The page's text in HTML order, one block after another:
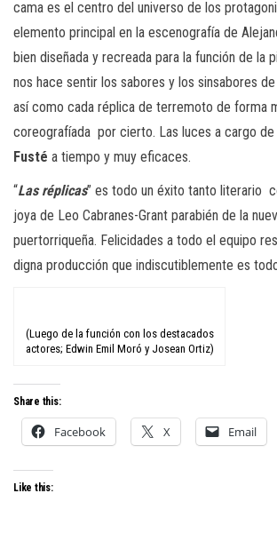
cama es el centro del universo de los
elemento principal en la escenografía de
bien diseñada y recreada para la función de la
nos hace sentir los sabores y los sinsabores
así como cada réplica de terremoto de forma
coreografíada por cierto. Las luces a cargo de
Fusté a tiempo y muy eficaces.
“Las réplicas” es todo un éxito tanto literario
joya de Leo Cabranes-Grant parabién de la
puertorriqueña. Felicidades a todo el equipo
digna producción que indiscutiblemente es
(Luego de la función con los destacados
actores; Edwin Emil Moró y Josean Ortiz)
Share this:
Facebook X Email
Like this: